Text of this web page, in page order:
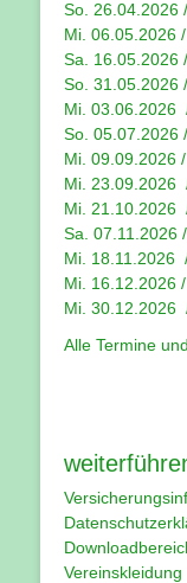
So. 26.04.2026
Mi. 06.05.2026
Sa. 16.05.2026
So. 31.05.2026
Mi. 03.06.2026
So. 05.07.2026
Mi. 09.09.2026
Mi. 23.09.2026
Mi. 21.10.2026
Sa. 07.11.2026
Mi. 18.11.2026
Mi. 16.12.2026
Mi. 30.12.2026
Alle Termine
Vereinskleidung